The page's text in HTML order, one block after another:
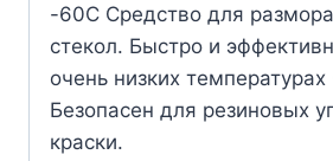
-60С Средство для
стекол. Быстро и
очень низких
Безопасен для резиновых